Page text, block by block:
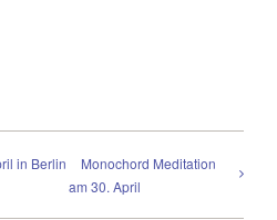
in Berlin
Monochord Meditation
am 30. April